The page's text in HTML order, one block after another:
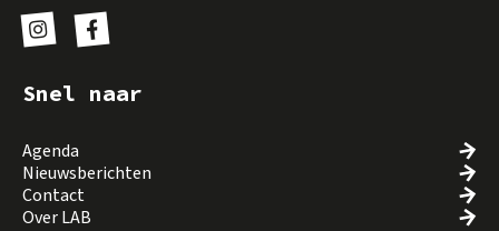
Snel naar
Agenda
Nieuwsberichten
Contact
Over LAB